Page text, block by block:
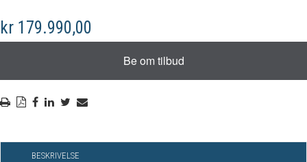
kr 179.990,00
BESKRIVELSE